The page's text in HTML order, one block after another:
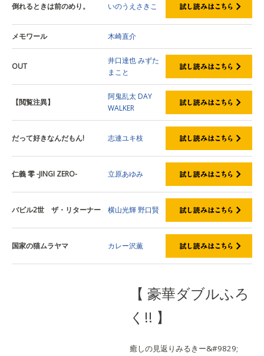
倒れるときは前のめり。 いのうえさきこ
メモワール 木崎直介
OUT
井口達也みずた
まこと
【閲覧注異】
阿鬼乱太 DAY
WALKER
だって好きなんだもん! 志連ユキ枝
仁義 零 -JINGI ZERO- 立原あゆみ
バビル2世 ザ・リターナー 横山光輝野口賢
国家の猫ムラヤマ カレー沢薫
【 豪華ダブルふろ
く!! 】
癒しの見返りみるきー&#9829;